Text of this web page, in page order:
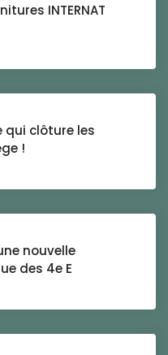
INTERNAT
qui clôture les
!
nouvelle
des 4e E